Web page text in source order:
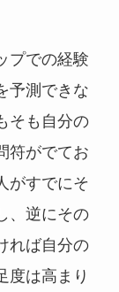
プでの経験
予測できな
そも自分の
符がでてお
がすでにそ
、逆にその
れば自分の
度は高まり